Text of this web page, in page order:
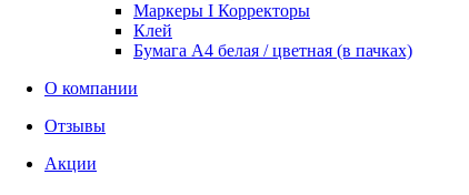
Маркеры I Корректоры
Клей
Бумага А4 белая / цветная (в пачках)
О компании
Отзывы
Акции